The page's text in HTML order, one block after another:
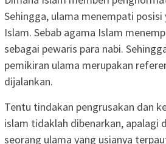
Sehingga, ulama menempati
Islam. Sebab agama Islam
sebagai pewaris para nabi.
pemikiran ulama merupakan
dijalankan.
Tentu tindakan pengrusakan dan
islam tidaklah dibenarkan, apalagi
seorang ulama yang usianya